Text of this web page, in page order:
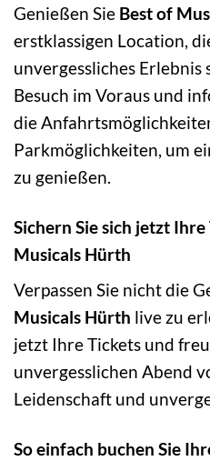
Genießen Sie Best of
erstklassigen Location,
unvergessliches Erlebnis
Besuch im Voraus und
die
Parkmöglichkeiten, um
zu genießen.
Sichern Sie sich jetzt
Musicals Hürth
Verpassen Sie nicht die
Musicals Hürth live zu
jetzt Ihre Tickets und
unvergesslichen Abend
Leidenschaft und
So einfach buchen Sie